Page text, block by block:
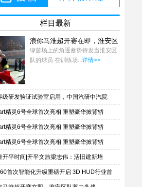
栏目最新
浪你马淮超开赛在即，淮安区
队蓄力备战
绿茵场上的角逐蓄势待发当淮安区
队的球员 在训练场...详情>>
级研发验证试验室启用，中国汽研中汽院
精灵6号全球首次亮相 重塑豪华掀背轿
精灵6号全球首次亮相 重塑豪华掀背轿
精灵6号全球首次亮相 重塑豪华掀背轿
开平时间|开平文旅梁志伟：活旧建新培
首次智能化升级重磅开启 3D HUD行业首